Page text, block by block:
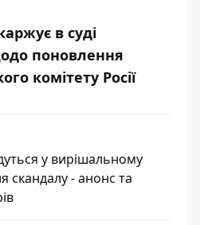
в суді
поновлення
комітету Росії
у вирішальному
скандалу - анонс та